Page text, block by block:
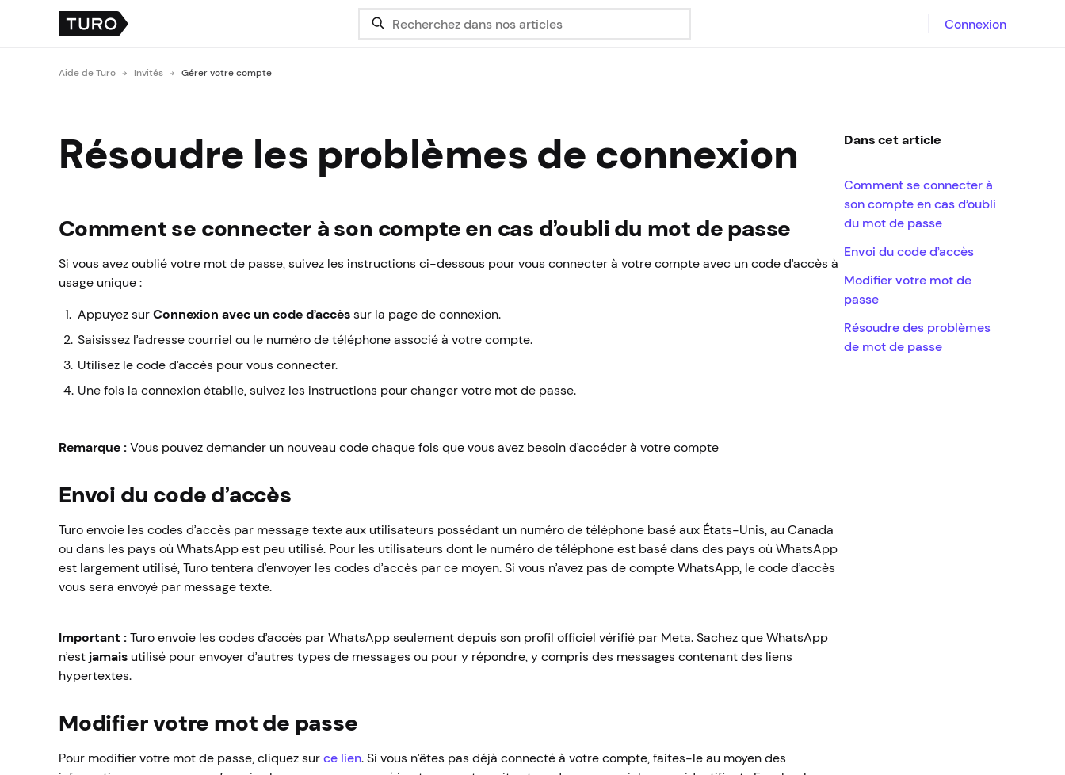
Connexion
Aide de Turo Invités Gérer votre compte
Résoudre les problèmes de connexion
Comment se connecter à son compte en cas d’oubli du mot de passe
Si vous avez oublié votre mot de passe, suivez les instructions ci-dessous pour vous connecter à votre compte avec un code d’accès à
usage unique :
Appuyez sur Connexion avec un code d’accès sur la page de connexion.
Saisissez l’adresse courriel ou le numéro de téléphone associé à votre compte.
Utilisez le code d’accès pour vous connecter.
Une fois la connexion établie, suivez les instructions pour changer votre mot de passe.
Remarque : Vous pouvez demander un nouveau code chaque fois que vous avez besoin d’accéder à votre compte
Envoi du code d’accès
Turo envoie les codes d’accès par message texte aux utilisateurs possédant un numéro de téléphone basé aux États-Unis, au Canada
ou dans les pays où WhatsApp est peu utilisé. Pour les utilisateurs dont le numéro de téléphone est basé dans des pays où WhatsApp
est largement utilisé, Turo tentera d’envoyer les codes d’accès par ce moyen. Si vous n’avez pas de compte WhatsApp, le code d’accès
vous sera envoyé par message texte.
Important : Turo envoie les codes d’accès par WhatsApp seulement depuis son profil officiel vérifié par Meta. Sachez que WhatsApp
n’est jamais utilisé pour envoyer d’autres types de messages ou pour y répondre, y compris des messages contenant des liens
hypertextes.
Modifier votre mot de passe
Pour modifier votre mot de passe, cliquez sur ce lien. Si vous n’êtes pas déjà connecté à votre compte, faites-le au moyen des
Dans cet article
Comment se connecter à
son compte en cas d’oubli
du mot de passe
Envoi du code d’accès
Modifier votre mot de
passe
Résoudre des problèmes
de mot de passe